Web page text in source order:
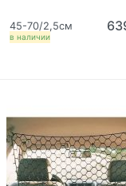
в наличии
45-70/2,5см